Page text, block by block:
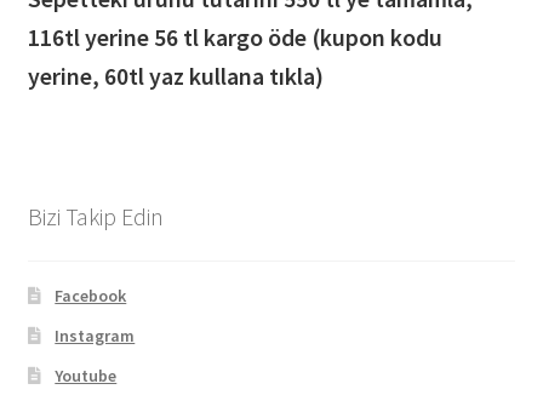
116tl yerine 56 tl kargo öde (kupon kodu
yerine, 60tl yaz kullana tıkla)
Bizi Takip Edin
Facebook
Instagram
Youtube